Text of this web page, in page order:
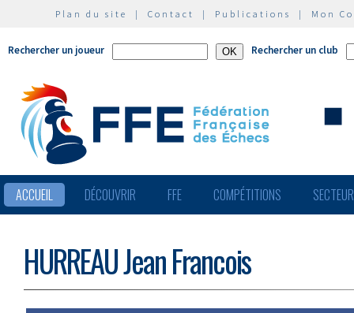
Plan du site | Contact | Publications | Mon
Rechercher un joueur Rechercher un club
ACCUEIL DÉCOUVRIR FFE COMPÉTITIONS
HURREAU Jean Francois